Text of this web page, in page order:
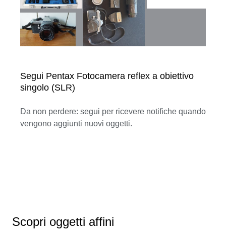
Segui Pentax Fotocamera reflex a obiettivo
singolo (SLR)
Da non perdere: segui per ricevere notifiche quando
vengono aggiunti nuovi oggetti.
Scopri oggetti affini